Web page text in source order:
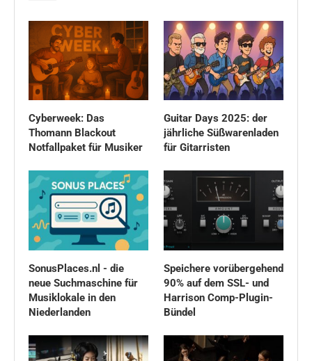
Cyberweek: Das
Thomann Blackout
Notfallpaket für Musiker
Guitar Days 2025: der
jährliche Süßwarenladen
für Gitarristen
SonusPlaces.nl - die
neue Suchmaschine für
Musiklokale in den
Niederlanden
Speichere vorübergehend
90% auf dem SSL- und
Harrison Comp-Plugin-
Bündel